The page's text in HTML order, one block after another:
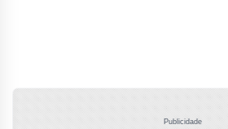
Publicidade